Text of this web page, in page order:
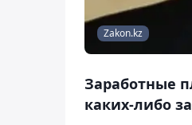
Zakon.kz
Заработные
каких-либо